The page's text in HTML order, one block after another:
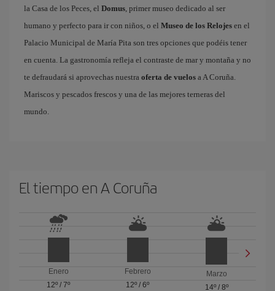
la Casa de los Peces, el Domus, primer museo dedicado al ser
humano y perfecto para ir con niños, o el Museo de los Relojes en el
Palacio Municipal de María Pita son tres opciones que podéis tener
en cuenta. La gastronomía refleja el contraste de mar y montaña y no
te defraudará si aprovechas nuestra oferta de vuelos a A Coruña.
Mariscos y pescados frescos y una de las mejores terneras del
mundo.
El tiempo en A Coruña
Enero
12º /7º
Febrero
12º / 6º
Marzo
14º/ 8º